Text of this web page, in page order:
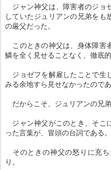
ジャン神父は、障害者のジョ
していたジュリアンの兄弟を
の厳父だった。
このときの神父は、身体障害
鱗を全く見せることなく、徹底
ジョゼフを解雇したことで生
みる余地すら見せなかったのであ
だからこそ、ジュリアンの兄
ジャン神父がこのとき、そこ
った言葉が、冒頭の台詞である。
そのときの神父の怒りに充
り。